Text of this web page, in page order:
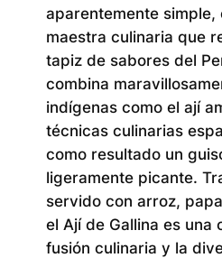
aparentemente simple,
maestra culinaria que
tapiz de sabores del
combina
indígenas como el ají
técnicas culinarias
como resultado un
ligeramente picante.
servido con arroz,
el Ají de Gallina es una
fusión culinaria y la